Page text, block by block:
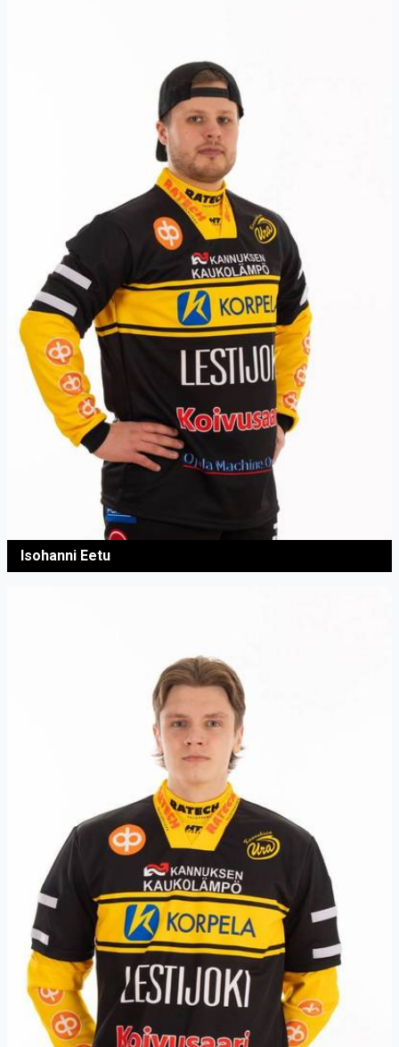
Isohanni Eetu